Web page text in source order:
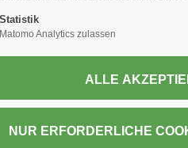
Statistik
Matomo Analytics zulassen